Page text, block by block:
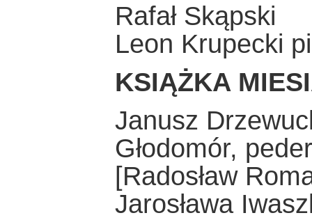
Rafał Skąpski
Leon Krupecki
KSIĄŻKA
Janusz
Głodomór,
[Radosław
Jarosława